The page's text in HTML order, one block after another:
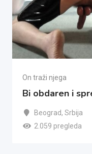
On traži njega
Bi obdaren i
Beograd, Srbija
2.059 pregleda